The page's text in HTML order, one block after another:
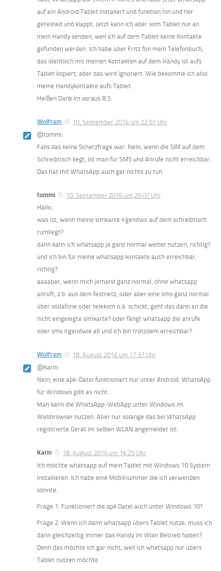
auf ein Android Tablet instaliert und funktion hin und her
getested und klappt. Jetzt kann ich aber vom Tablet nur an
mein Handy senden, weil ich auf dem Tablet keine Kontakte
gefunden werden. Ich habe über Fritz fon mein Telefonbuch,
das identisch mit meinen Kontakten auf dem Händy ist aufs
Tablet kopiert, aber das wird ignoriert. Wie bekomme ich also
meine Handykontakte aufs Tablet.
Heißen Dank im voraus B.S.
Wolfram
10. September 2016 um 22:01 Uhr
@tommi:
Falls das keine Scherzfrage war: Nein, wenn die SIM auf dem
Schreibtisch liegt, ist man für SMS und Anrufe nicht erreichbar.
Das hat mit WhatsApp auch gar nichts zu tun.
tommi
10. September 2016 um 20:07 Uhr
Hallo,
was ist, wenn meine simkarte irgendwo auf dem schreibtisch
rumliegt?
dann kann ich whatsapp ja ganz normal weiter nutzen, richtig?
und ich bin für meine whatsapp kontakte auch erreichbar,
richtig?
aaaaber, wenn mich jemand ganz normal, ohne whatsapp
anruft, z.b. aus dem festnetz, oder aber eine sms ganz normal
über vodafone oder telekom o.ä. schickt, geht das dann an die
nicht eingelegte simkarte? oder fängt whatsapp die anrufe
oder sms irgendwie ab und ich bin trotzdem erreichbar?
Wolfram
18. August 2016 um 17:37 Uhr
@Karin:
Nein, eine apk-Datei funktioniert nur unter Android. WhatsApp
für Windows gibt es nicht.
Man kann die WhatsApp-WebApp unter Windows im
Webbrowser nutzen. Aber nur solange das bei WhatsApp
registrierte Gerät im selben WLAN angemeldet ist.
Karin
18. August 2016 um 16:25 Uhr
Ich möchte whatsapp auf mein Tablet mit Windows 10 System
installieren. Ich habe eine Mobilnummer die ich verwenden
könnte.
Frage 1: Funktioniert die apk Datei auch unter Windows 10?
Frage 2: Wenn ich dann whatsapp übers Tablet nutze, muss ich
dann gleichzeitig immer das Handy im Wlan Betrieb haben?
Denn das möchte ich gar nicht, weil ich whatsapp nur übers
Tablet nutzen möchte.